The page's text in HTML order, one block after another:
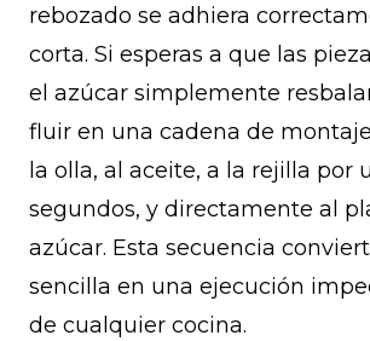
rebozado se adhiera
corta. Si esperas a que las
el azúcar simplemente
fluir en una cadena de
la olla, al aceite, a la rejilla por
segundos, y directamente al
azúcar. Esta secuencia
sencilla en una ejecución
de cualquier cocina.